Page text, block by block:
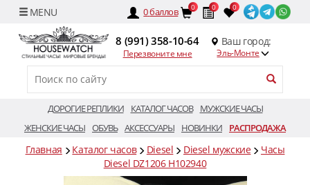
0баллов 0 0 0
8 (991) 358-10-64
Перезвоните мне
Ваш город:
Эль-Монте
ДОРОГИЕ РЕПЛИКИ КАТАЛОГ ЧАСОВ
МУЖСКИЕ ЧАСЫ
ЖЕНСКИЕ ЧАСЫ ОБУВЬ АКСЕССУАРЫ НОВИНКИ РАСПРОДАЖА
Главная Каталог часов Diesel Diesel мужские
Часы
Diesel DZ1206 H102940